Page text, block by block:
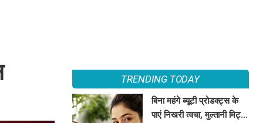
TRENDING TODAY
बिना महंगे ब्यूटी प्रोडक्ट्स के
पाएं निखरी त्वचा, मुल्तानी मिट्टी